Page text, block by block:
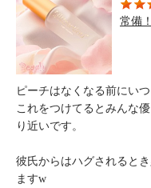
常備！
ピーチはなくなる前にい
これをつけてるとみんな
り近いです。
彼氏からはハグされると
ますw